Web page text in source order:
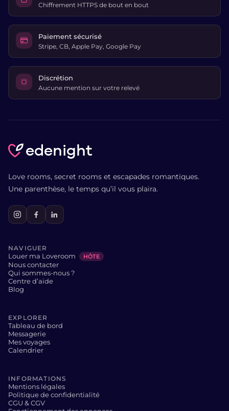
Chiffrement HTTPS de bout en bout
Paiement sécurisé
Stripe, CB, Apple Pay, Google Pay
Discrétion
Aucune mention sur votre relevé
edenight
Love rooms, secret rooms et escapades romantiques.
Une parenthèse, le temps qu’il vous plaira.
NAVIGUER
Louer ma Loveroom HÔTE
Nous contacter
Qui sommes-nous ?
Centre d’aide
Blog
EXPLORER
Tableau de bord
Messagerie
Mes voyages
Calendrier
INFORMATIONS
Mentions légales
Politique de confidentialité
CGU & CGV